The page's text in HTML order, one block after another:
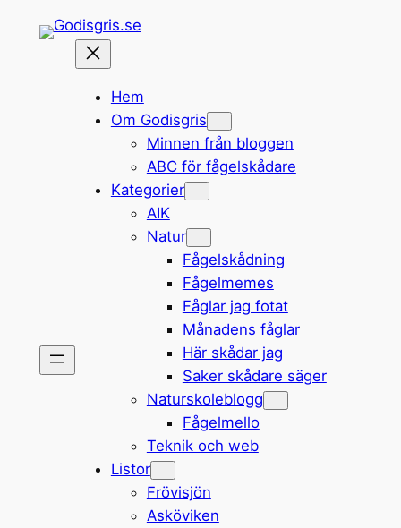
Hem
Om Godisgris
Minnen från bloggen
ABC för fågelskådare
Kategorier
AIK
Natur
Fågelskådning
Fågelmemes
Fåglar jag fotat
Månadens fåglar
Här skådar jag
Saker skådare säger
Naturskoleblogg
Fågelmello
Teknik och web
Listor
Frövisjön
Asköviken